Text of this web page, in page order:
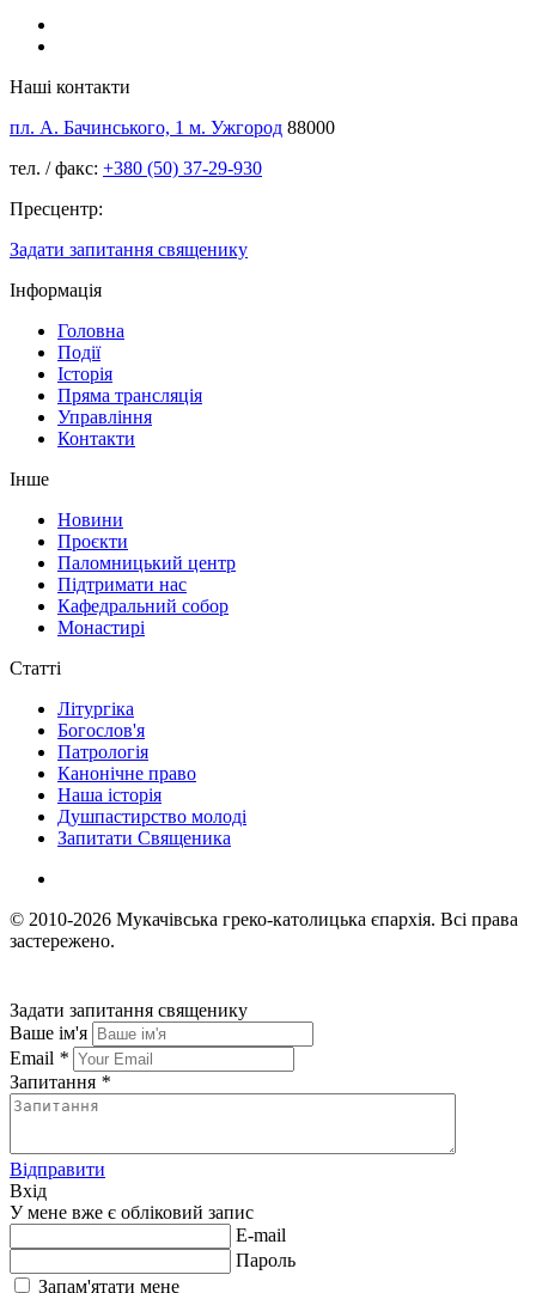
Наші контакти
пл. А. Бачинського, 1 м. Ужгород 88000
тел. / факс: +380 (50) 37-29-930
Пресцентр:
Задати запитання священику
Інформація
Головна
Події
Історія
Пряма трансляція
Управління
Контакти
Інше
Новини
Проєкти
Паломницький центр
Підтримати нас
Кафедральний собор
Монастирі
Статті
Літургіка
Богослов'я
Патрологія
Канонічне право
Наша історія
Душпастирство молоді
Запитати Священика
© 2010-2026 Мукачівська греко-католицька єпархія. Всі права
застережено.
Задати запитання священику
Ваше ім'я
Email *
Запитання *
Відправити
Вхід
У мене вже є обліковий запис
E-mail
Пароль
Запам'ятати мене